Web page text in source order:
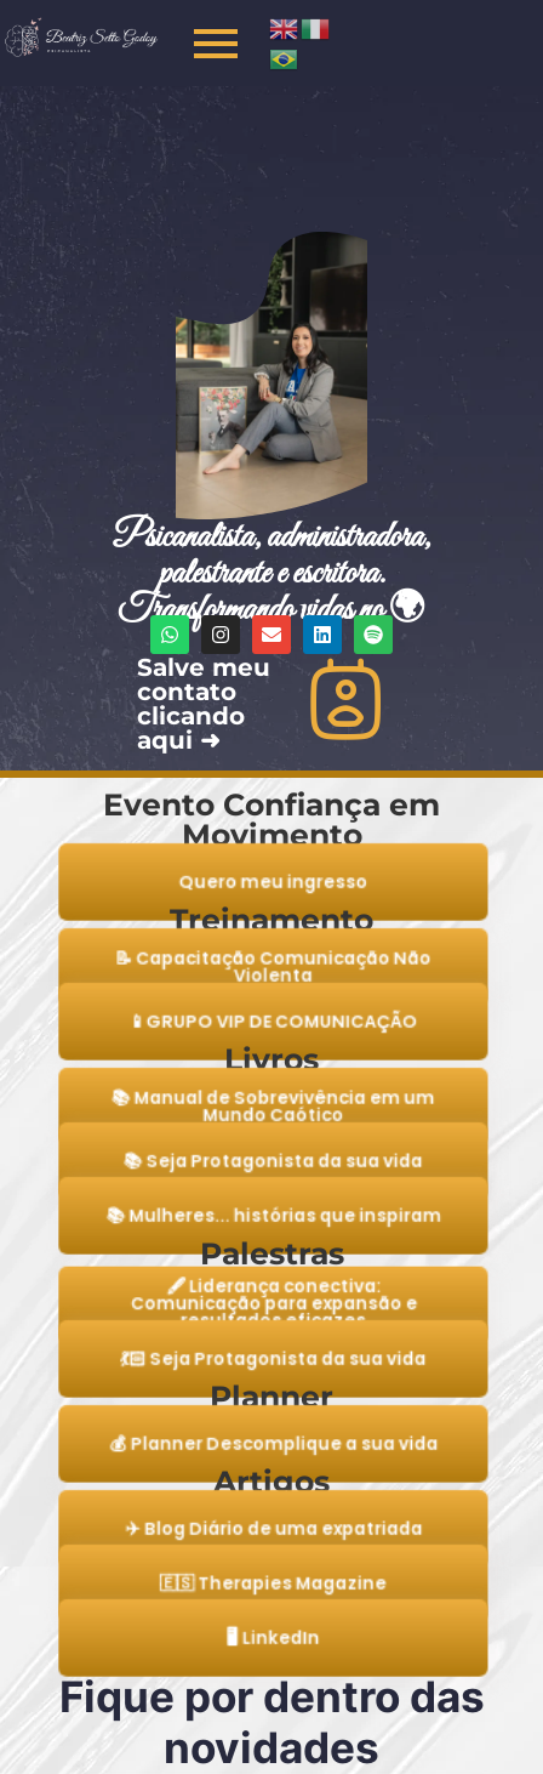
Psicanalista, administradora,
palestrante e escritora.
Transformando vidas no 🌍
Salve meu
contato
clicando
aqui ➜
Evento Confiança em
Movimento
Quero meu ingresso
Treinamento
📝 Capacitação Comunicação Não
Violenta
📱GRUPO VIP DE COMUNICAÇÃO
Livros
📚 Manual de Sobrevivência em um
Mundo Caótico
📚 Seja Protagonista da sua vida
📚 Mulheres... histórias que inspiram
Palestras
🖋️ Liderança conectiva:
Comunicação para expansão e
resultados eficazes
💃🏻 Seja Protagonista da sua vida
Planner
💰 Planner Descomplique a sua vida
Artigos
✈️ Blog Diário de uma expatriada
🇪🇸 Therapies Magazine
🖥️ LinkedIn
Fique por dentro das
novidades